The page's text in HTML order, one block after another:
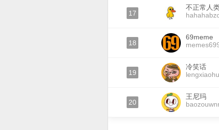
17
不正常人
18
69meme
19
冷笑话
20
王尼玛